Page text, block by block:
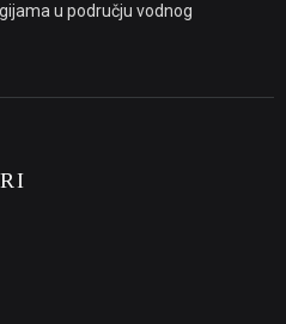
u području vodnog